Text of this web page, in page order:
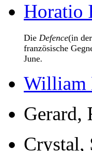
Horatio
Die Defence(in
französische
June.
William
Gerard,
Crystal,